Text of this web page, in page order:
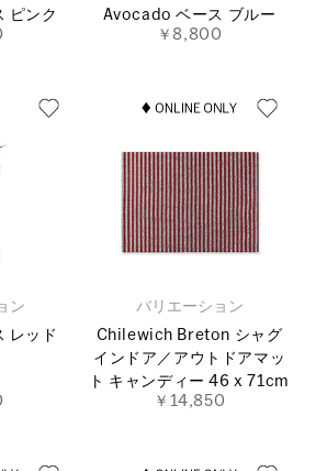
ピンク
Avocado ベース ブルー
￥8,800
ン
レッド
バリエーション
Chilewich Breton シャグ
インドア／アウトドアマッ
ト キャンディー 46 x 71cm
￥14,850